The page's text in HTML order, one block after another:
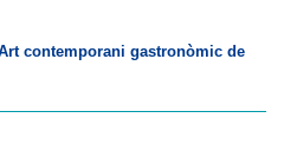
contemporani gastronòmic de